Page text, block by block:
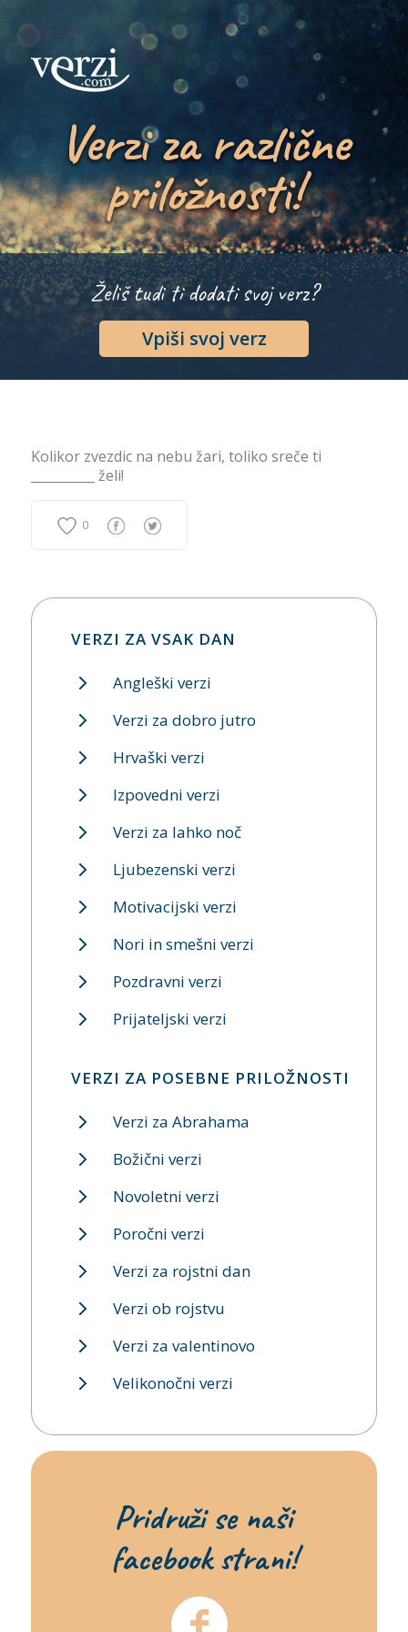
Verzi za različne
priložnosti!
Želiš tudi ti dodati svoj verz?
Vpiši svoj verz
Kolikor zvezdic na nebu žari, toliko sreče ti
__________ želi!
0
VERZI ZA VSAK DAN
Angleški verzi
Verzi za dobro jutro
Hrvaški verzi
Izpovedni verzi
Verzi za lahko noč
Ljubezenski verzi
Motivacijski verzi
Nori in smešni verzi
Pozdravni verzi
Prijateljski verzi
VERZI ZA POSEBNE PRILOŽNOSTI
Verzi za Abrahama
Božični verzi
Novoletni verzi
Poročni verzi
Verzi za rojstni dan
Verzi ob rojstvu
Verzi za valentinovo
Velikonočni verzi
Pridruži se naši
facebook strani!